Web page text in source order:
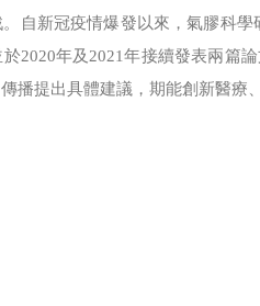
自新冠疫情爆發以來，氣膠科
2020年及2021年接續發表兩篇
播提出具體建議，期能創新醫療